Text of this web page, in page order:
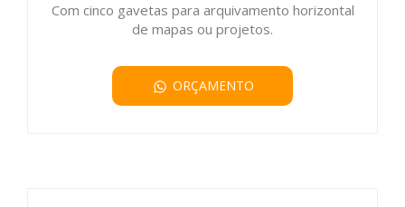
Com cinco gavetas para arquivamento horizontal
de mapas ou projetos.
ORÇAMENTO